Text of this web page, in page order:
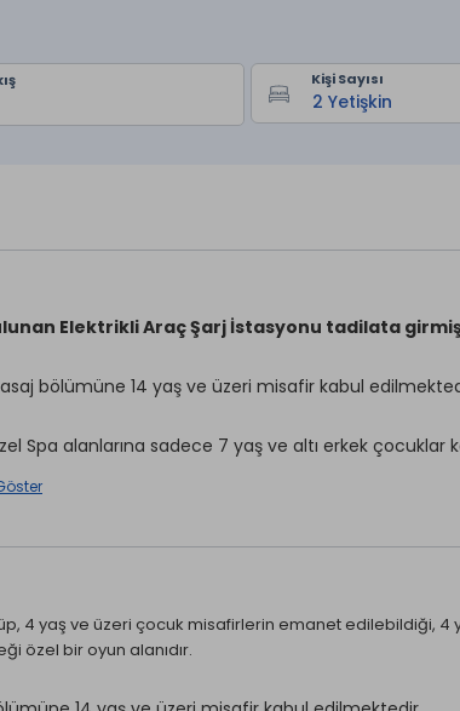
Kişi Sayısı
Elektrikli Araç Şarj İstasyonu tadilata
bölümüne 14 yaş ve üzeri misafir kabul
Spa alanlarına sadece 7 yaş ve altı erkek çocuklar
*
*
Masaj *
4 yaş ve üzeri çocuk misafirlerin emanet edilebildiği, 4
özel bir oyun alanıdır.